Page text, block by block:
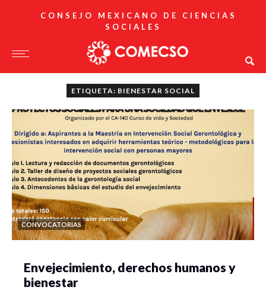
CONSEJO MEXICANO DE CIENCIAS
SOCIALES
ETIQUETA: BIENESTAR SOCIAL
CONVOCATORIAS
Envejecimiento, derechos humanos y
bienestar